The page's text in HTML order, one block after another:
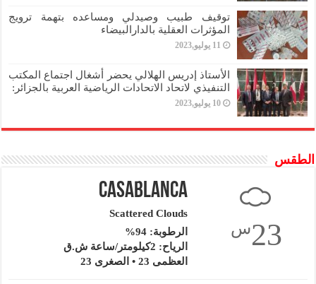
توقيف طبيب وصيدلي ومساعده بتهمة ترويج
المؤثرات العقلية بالدارالبيضاء
11 يوليو,2023
الأستاذ إدريس الهلالي يحضر أشغال اجتماع المكتب
التنفيذي لاتحاد الاتحادات الرياضية العربية بالجزائر:
10 يوليو,2023
الطقس
23س
Casablanca
Scattered Clouds
الرطوبة: 94%
الرياح: 2كيلومتر/ساعة ش.ق
العظمى 23 • الصغرى 23